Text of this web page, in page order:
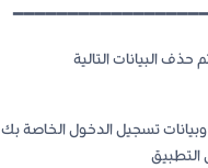
البيانات التالية
تسجيل الدخول الخاصة بك